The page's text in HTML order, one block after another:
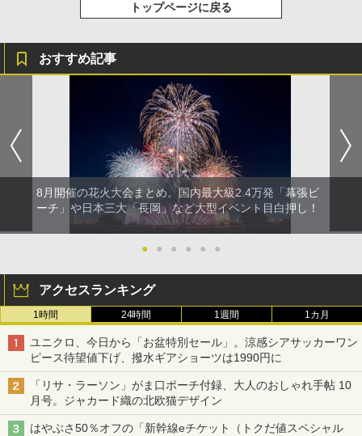
トップページに戻る
おすすめ記事
8月開催の花火大会まとめ。国内最大級2.4万発「幕張ビ
ーチ」や日本三大「長岡」など大型イベント目白押し！
● ● ● ● ● ●
アクセスランキング
1時間 24時間 1週間 1カ月
ユニクロ、今日から「お盆特別セール」。涼感シアサッカーワン
ピース待望値下げ、撥水ギアショーツは1990円に
「リサ・ラーソン」がま口ポーチ付録、大人のおしゃれ手帖 10
月号。ジャカード織の北欧猫デザイン
はやぶさ50％オフの「新幹線eチケット（トクだ値スペシャル